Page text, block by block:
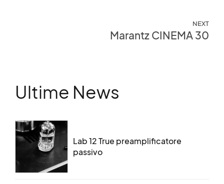
NEXT
Marantz CINEMA 30
Ultime News
Lab 12 True preamplificatore
passivo